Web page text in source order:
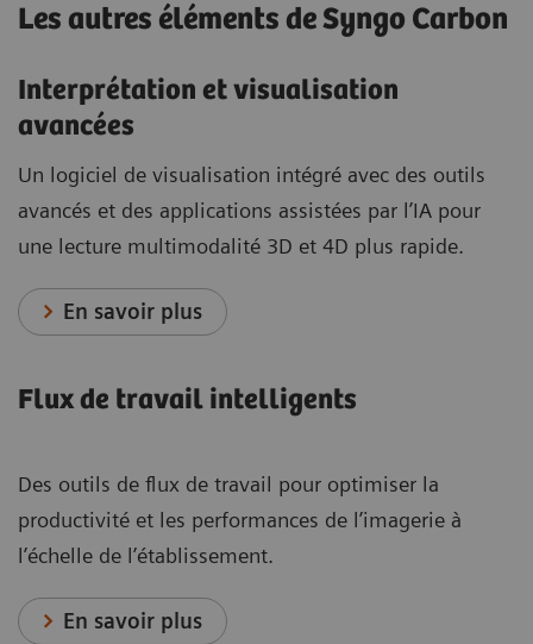
Les autres éléments de Syngo Carbon
Interprétation et visualisation
avancées
Un logiciel de visualisation intégré avec des outils
avancés et des applications assistées par l’IA pour
une lecture multimodalité 3D et 4D plus rapide.
En savoir plus
Flux de travail intelligents
Des outils de flux de travail pour optimiser la
productivité et les performances de l’imagerie à
l’échelle de l’établissement.
En savoir plus